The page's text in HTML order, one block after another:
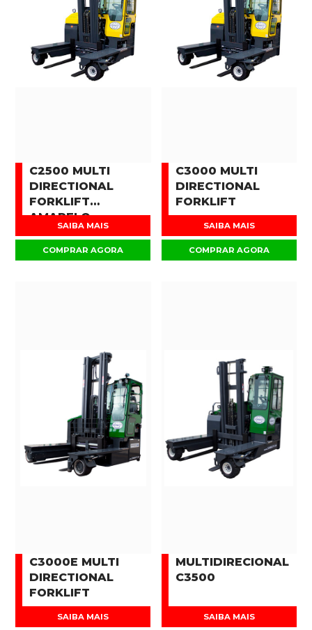
C2500 MULTI
DIRECTIONAL
FORKLIFT
AMARELO
SAIBA MAIS
COMPRAR AGORA
C3000 MULTI
DIRECTIONAL
FORKLIFT
SAIBA MAIS
COMPRAR AGORA
C3000E MULTI
DIRECTIONAL
FORKLIFT
SAIBA MAIS
MULTIDIRECIONAL
C3500
SAIBA MAIS